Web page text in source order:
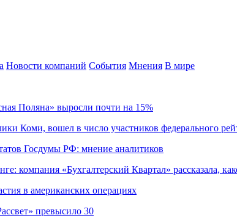
Новости компаний События Мнения В мире
Поляна» выросли почти на 15%
Коми, вошел в число участников федерального
Госдумы РФ: мнение аналитиков
компания «Бухгалтерский Квартал» рассказала,
в американских операциях
превысило 30